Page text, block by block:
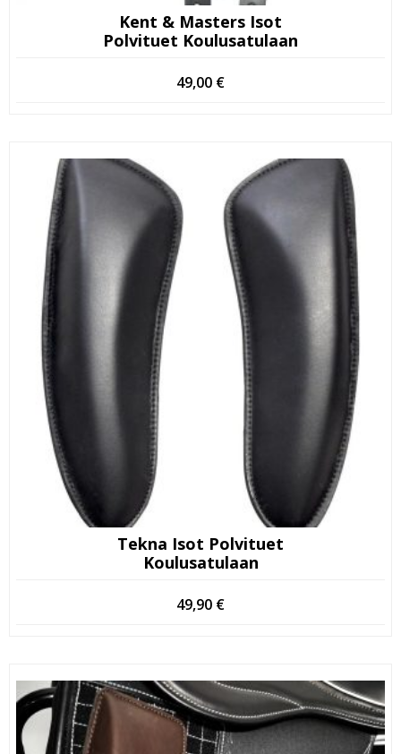
Kent & Masters Isot
Polvituet Koulusatulaan
49,00 €
Tekna Isot Polvituet
Koulusatulaan
49,90 €